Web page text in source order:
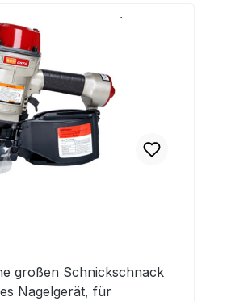
großen Schnickschnack
Nagelgerät, für